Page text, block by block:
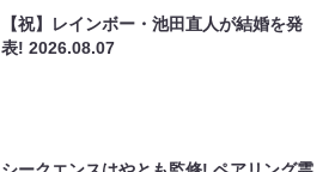
【祝】レインボー・池田直人が結婚を発
表!2026.08.07